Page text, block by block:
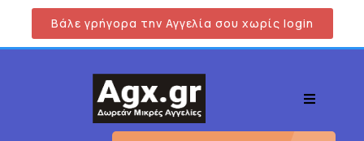
Βάλε γρήγορα την Αγγελία σου χωρίς login